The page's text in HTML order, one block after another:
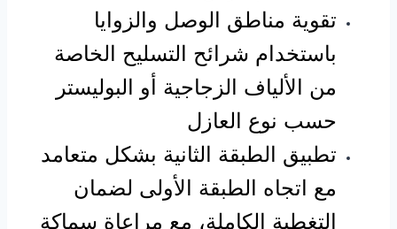
تقوية مناطق الوصل والزوايا
باستخدام شرائح التسليح الخاصة
من الألياف الزجاجية أو البوليستر
حسب نوع العازل
تطبيق الطبقة الثانية بشكل متعامد
مع اتجاه الطبقة الأولى لضمان
التغطية الكاملة، مع مراعاة سماكة